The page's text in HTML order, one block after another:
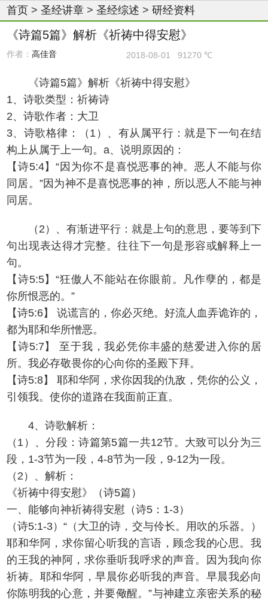
首页 > 圣经讲章 > 圣经综述 > 研经资料
《诗篇5篇》解析《祈祷中得安慰》
作者： 高佳音 2018-08-01 91270 ℃
《诗篇5篇》解析《祈祷中得安慰》
1、诗歌类型：祈祷诗
2、诗歌作者：大卫
3、诗歌格律：（1）、有从属平行：就是下一句在结
构上从属于上一句。a、说明原因的：
【诗5:4】“因为你不是喜悦恶事的神。恶人不能与你
同居。”因为神不是喜悦恶事的神，所以恶人不能与神
同居。
（2）、有渐进平行：就是上句的意思，要等到下
句出现表达得才完整。往往下一句是形容或解释上一
句。
【诗5:5】“狂傲人不能站在你眼前。凡作孽的，都是
你所恨恶的。”
【诗5:6】 说谎言的，你必灭绝。好流人血弄诡诈的，
都为耶和华所憎恶。
【诗5:7】 至于我，我必凭你丰盛的慈爱进入你的居
所。我必存敬畏你的心向你的圣殿下拜。
【诗5:8】 耶和华阿，求你因我的仇敌，凭你的公义，
引领我。使你的道路在我面前正直。
4、诗歌解析：
（1）、分段：诗篇第5篇一共12节。大致可以分为三
段，1-3节为一段，4-8节为一段，9-12为一段。
（2）、解析：
《祈祷中得安慰》（诗5篇）
一、能够向神祈祷得安慰（诗5：1-3）
（诗5:1-3）“（大卫的诗，交与伶长。用吹的乐器。）
耶和华阿，求你留心听我的言语，顾念我的心思。我
的王我的神阿，求你垂听我呼求的声音。因为我向你
祈祷。耶和华阿，早晨你必听我的声音。早晨我必向
你陈明我的心意，并要儆醒。”与神建立亲密关系的秘